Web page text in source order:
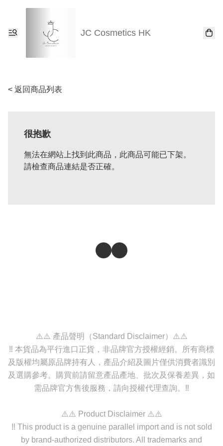
JC Cosmetics HK
< 返回商品列表
很抱歉
無法在網站上找到此商品，此商品可能已下架。
請檢查商品連結是否正確。
⚠️⚠️ 產品聲明（Standard Disclaimer）⚠️⚠️
‼️ 本貨品為平行進口正貨，非品牌官方授權經銷。所有商標
及版權均屬原品牌持有人，產品介紹及圖片僅供消費者識別
及選購參考。購買前請留意產品產地、批次及保養差異，如
需品牌官方售後服務，請向授權代理查詢。‼️
⚠️⚠️ Product Disclaimer ⚠️⚠️
‼️ This product is a genuine parallel import and is not sold
by brand-authorized distributors. All trademarks and